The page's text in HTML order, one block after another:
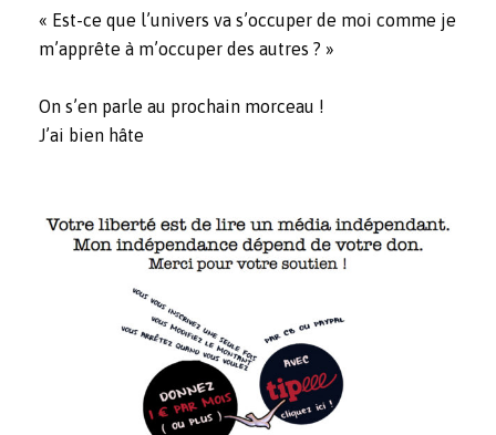
« Est-ce que l’univers va s’occuper de moi comme je
m’apprête à m’occuper des autres ? »
On s’en parle au prochain morceau !
J’ai bien hâte